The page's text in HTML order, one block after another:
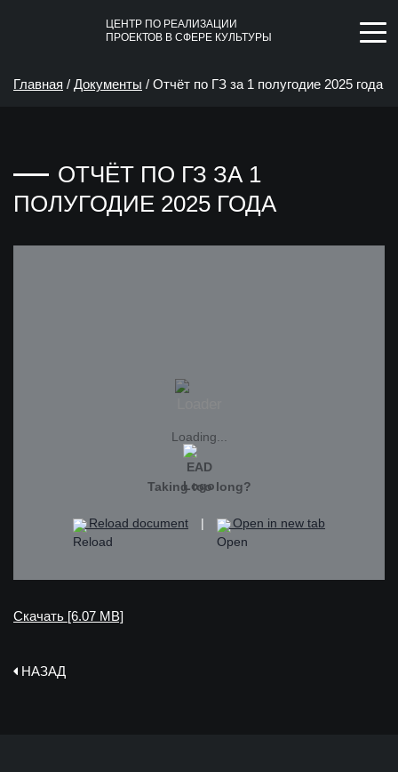
ЦЕНТР ПО РЕАЛИЗАЦИИ
ПРОЕКТОВ В СФЕРЕ КУЛЬТУРЫ
Главная / Документы / Отчёт по ГЗ за 1 полугодие 2025 года
ОТЧЁТ ПО ГЗ ЗА 1
ПОЛУГОДИЕ 2025 ГОДА
Loading...
Taking too long?
Reload document | Open in new tab
Скачать [6.07 MB]
НАЗАД